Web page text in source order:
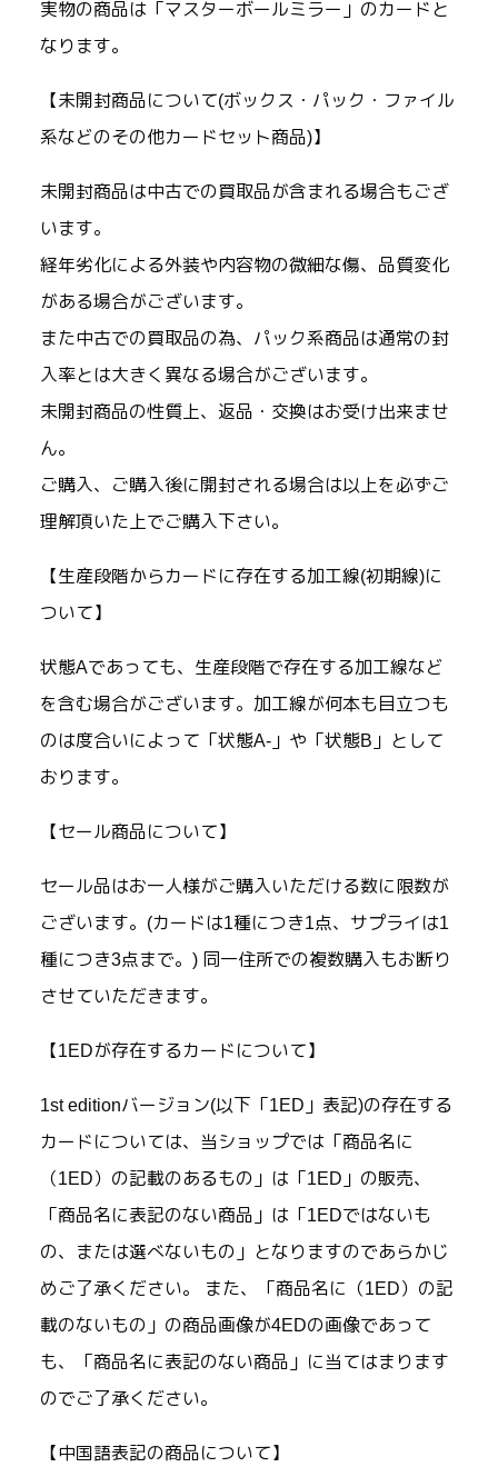
実物の商品は「マスターボールミラー」のカードと
なります。
【未開封商品について(ボックス・パック・ファイル
系などのその他カードセット商品)】
未開封商品は中古での買取品が含まれる場合もござ
います。
経年劣化による外装や内容物の微細な傷、品質変化
がある場合がございます。
また中古での買取品の為、パック系商品は通常の封
入率とは大きく異なる場合がございます。
未開封商品の性質上、返品・交換はお受け出来ませ
ん。
ご購入、ご購入後に開封される場合は以上を必ずご
理解頂いた上でご購入下さい。
【生産段階からカードに存在する加工線(初期線)に
ついて】
状態Aであっても、生産段階で存在する加工線など
を含む場合がございます。加工線が何本も目立つも
のは度合いによって「状態A-」や「状態B」として
おります。
【セール商品について】
セール品はお一人様がご購入いただける数に限数が
ございます。(カードは1種につき1点、サプライは1
種につき3点まで。) 同一住所での複数購入もお断り
させていただきます。
【1EDが存在するカードについて】
1st editionバージョン(以下「1ED」表記)の存在する
カードについては、当ショップでは「商品名に
（1ED）の記載のあるもの」は「1ED」の販売、
「商品名に表記のない商品」は「1EDではないも
の、または選べないもの」となりますのであらかじ
めご了承ください。 また、「商品名に（1ED）の記
載のないもの」の商品画像が4EDの画像であって
も、「商品名に表記のない商品」に当てはまります
のでご了承ください。
【中国語表記の商品について】